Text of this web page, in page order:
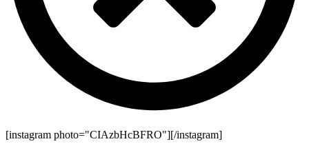
[instagram photo="CIAzbHcBFRO"][/instagram]